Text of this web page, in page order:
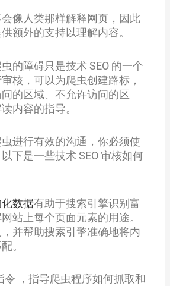
像人类那样解释网页，因此
额外的支持以理解内容。
的障碍只是技术 SEO 的一个
核，可以为爬虫创建路标，
的区域、不允许访问的区
内容的指导。
进行有效的沟通，你必须使
下是一些技术 SEO 审核如何
数据有助于搜索引擎识别富
站上每个页面元素的用途。
并帮助搜索引擎准确地将内
。
令 ，指导爬虫程序如何抓取和